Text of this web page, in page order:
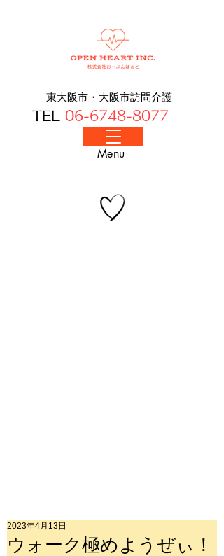
東大阪市・大阪​市訪問介護
TEL 06-6748-8077
​Menu
ウォーク極めようぜぃ！
2023年4月13日